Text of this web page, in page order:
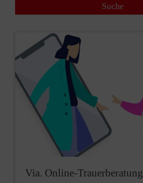
Suche
Via. Online-Trauerberatung